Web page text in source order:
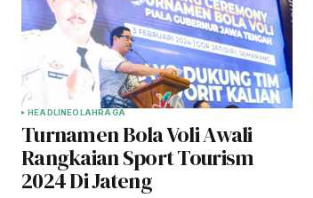
HEADLINEOLAHRAGA
Turnamen Bola Voli Awali
Rangkaian Sport Tourism
2024 Di Jateng